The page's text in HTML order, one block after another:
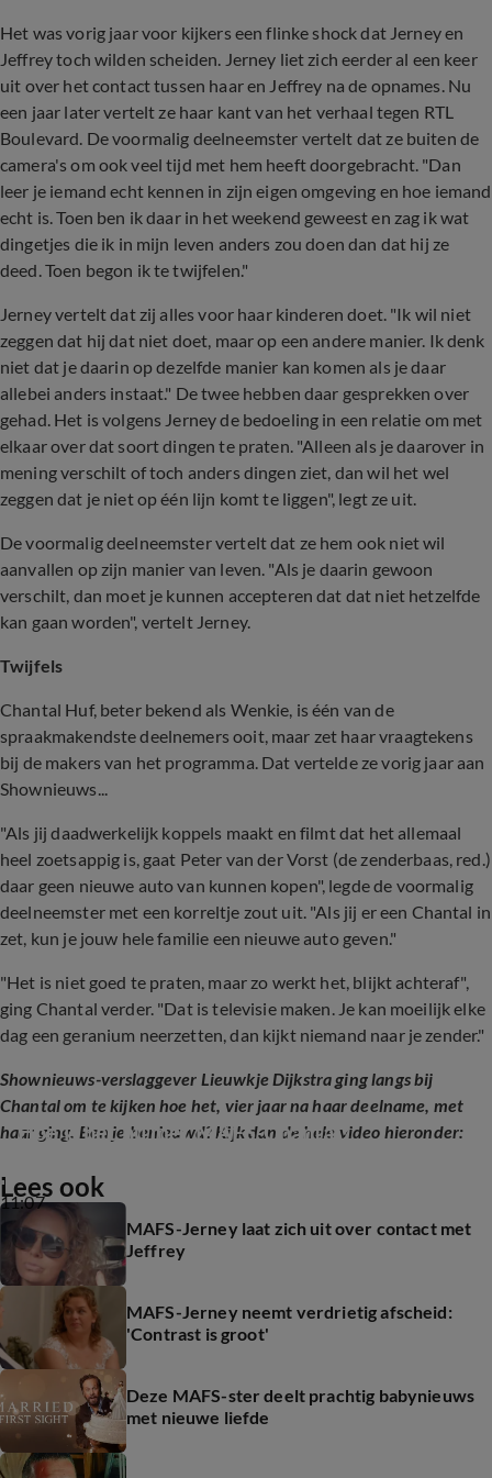
Het was vorig jaar voor kijkers een flinke shock dat Jerney en
Jeffrey toch wilden scheiden. Jerney liet zich eerder al een keer
uit over het contact tussen haar en Jeffrey na de opnames. Nu
een jaar later vertelt ze haar kant van het verhaal tegen RTL
Boulevard. De voormalig deelneemster vertelt dat ze buiten de
camera's om ook veel tijd met hem heeft doorgebracht. "Dan
leer je iemand echt kennen in zijn eigen omgeving en hoe iemand
echt is. Toen ben ik daar in het weekend geweest en zag ik wat
dingetjes die ik in mijn leven anders zou doen dan dat hij ze
deed. Toen begon ik te twijfelen."
Jerney vertelt dat zij alles voor haar kinderen doet. "Ik wil niet
zeggen dat hij dat niet doet, maar op een andere manier. Ik denk
niet dat je daarin op dezelfde manier kan komen als je daar
allebei anders instaat." De twee hebben daar gesprekken over
gehad. Het is volgens Jerney de bedoeling in een relatie om met
elkaar over dat soort dingen te praten. "Alleen als je daarover in
mening verschilt of toch anders dingen ziet, dan wil het wel
zeggen dat je niet op één lijn komt te liggen", legt ze uit.
De voormalig deelneemster vertelt dat ze hem ook niet wil
aanvallen op zijn manier van leven. "Als je daarin gewoon
verschilt, dan moet je kunnen accepteren dat dat niet hetzelfde
kan gaan worden", vertelt Jerney.
Twijfels
Chantal Huf, beter bekend als Wenkie, is één van de
spraakmakendste deelnemers ooit, maar zet haar vraagtekens
bij de makers van het programma. Dat vertelde ze vorig jaar aan
Shownieuws...
"Als jij daadwerkelijk koppels maakt en filmt dat het allemaal
heel zoetsappig is, gaat Peter van der Vorst (de zenderbaas, red.)
daar geen nieuwe auto van kunnen kopen", legde de voormalig
deelneemster met een korreltje zout uit. "Als jij er een Chantal in
zet, kun je jouw hele familie een nieuwe auto geven."
"Het is niet goed te praten, maar zo werkt het, blijkt achteraf",
ging Chantal verder. "Dat is televisie maken. Je kan moeilijk elke
dag een geranium neerzetten, dan kijkt niemand naar je zender."
Shownieuws-verslaggever Lieuwkje Dijkstra ging langs bij
Chantal om te kijken hoe het, vier jaar na haar deelname, met
haar ging. Ben je benieuwd? Kijk dan de hele video hieronder:
11:07
Hoe is het nu met MAFS-Chantal?
Lees ook
MAFS-Jerney laat zich uit over contact met
Jeffrey
MAFS-Jerney neemt verdrietig afscheid:
'Contrast is groot'
Deze MAFS-ster deelt prachtig babynieuws
met nieuwe liefde